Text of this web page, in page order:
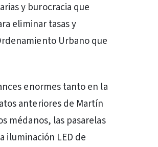
y burocracia que
eliminar tasas y
Urbano que
enormes tanto en la
anteriores de Martín
médanos, las pasarelas
iluminación LED de